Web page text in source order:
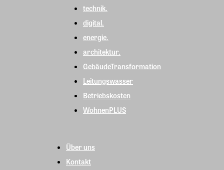
technik.
digital.
energie.
architektur.
GebäudeTransformation
Leitungswasser
Betriebskosten
WohnenPLUS
Über uns
Kontakt